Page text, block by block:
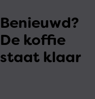
Benieuwd?
De koffie
staat klaar